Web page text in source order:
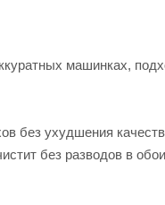
машинках,
без ухудшения
без разводов в